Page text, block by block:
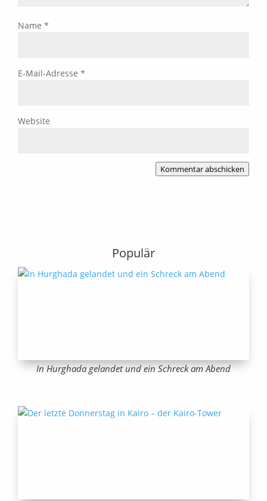
Name *
E-Mail-Adresse *
Website
Kommentar abschicken
Populär
In Hurghada gelandet und ein Schreck am Abend